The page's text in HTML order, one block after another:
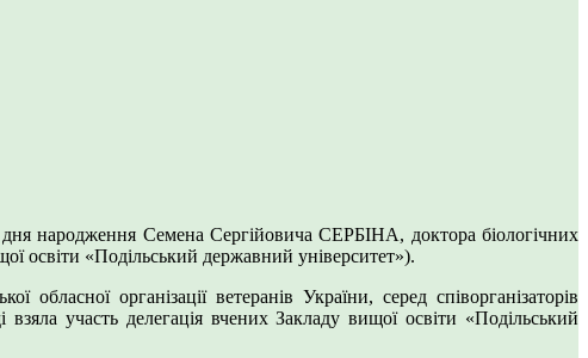
народження Семена Сергійовича СЕРБІНА, доктора біологічних
освіти «Подільський державний університет»).
організації ветеранів України, серед співорганізаторів
участь делегація вчених Закладу вищої освіти «Подільський